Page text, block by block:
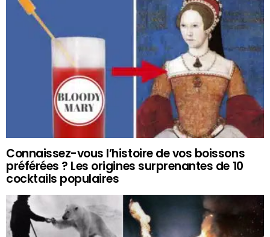
Connaissez-vous l’histoire de vos boissons
préférées ? Les origines surprenantes de 10
cocktails populaires